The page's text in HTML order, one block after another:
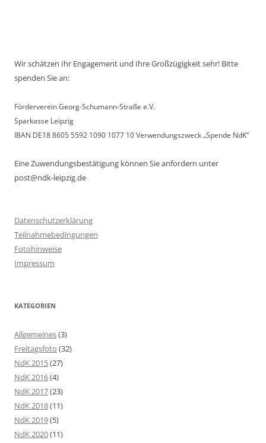
Wir schätzen Ihr Engagement und Ihre Großzügigkeit sehr! Bitte
spenden Sie an:
Förderverein Georg-Schumann-Straße e.V.
Sparkasse Leipzig
IBAN DE18 8605 5592 1090 1077 10 Verwendungszweck „Spende NdK“
Eine Zuwendungsbestätigung können Sie anfordern unter
post@ndk-leipzig.de
Datenschutzerklärung
Teilnahmebedingungen
Fotohinweise
Impressum
KATEGORIEN
Allgemeines(3)
Freitagsfoto (32)
NdK 2015(27)
NdK 2016(4)
NdK 2017(23)
NdK 2018(11)
NdK 2019(5)
NdK 2020(11)